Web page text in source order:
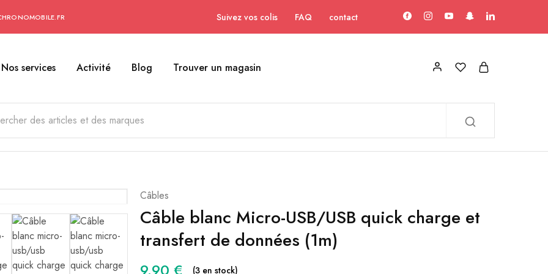
Suivez vos colis FAQ contact
Nos services Activité Blog Trouver un magasin
Câbles
Câble blanc Micro-USB/USB quick charge et
transfert de données (1m)
(3 en stock)